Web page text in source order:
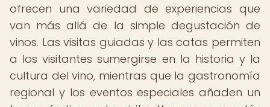
ofrecen una variedad de experiencias que
van más allá de la simple degustación de
vinos. Las visitas guiadas y las catas permiten
a los visitantes sumergirse en la historia y la
cultura del vino, mientras que la gastronomía
regional y los eventos especiales añaden un